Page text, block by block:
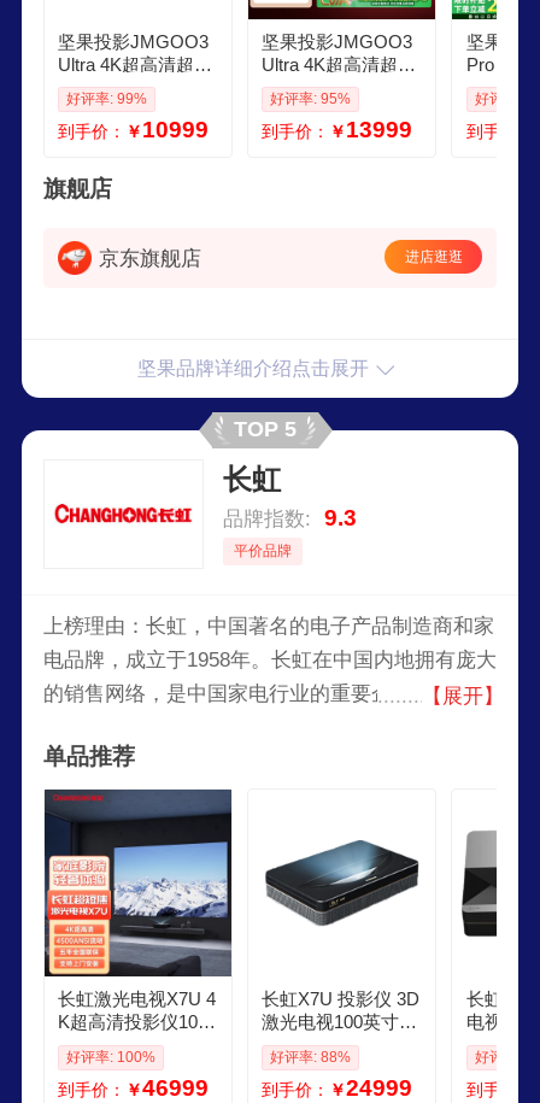
坚果投影JMGOO3
Ultra 4K超高清超短
焦激光电视纯三色
激光投影仪家用影
院
好评率: 99%
到手价： ￥10999
坚果投影JMGOO3
Ultra 4K超高清超短
焦激光电视纯三色
激光投影仪家用影
院
好评率: 95%
到手价： ￥13999
坚果投
Pro 4K
短焦投
激光投
庭影院
好评率:
到手价：
旗舰店
京东旗舰店 进店逛逛
坚果品牌详细介绍点击展开
TOP 5
长虹
品牌指数: 9.3
平价品牌
上榜理由：长虹，中国著名的电子产品制造商和家
电品牌，成立于1958年。长虹在中国内地拥有庞大
的销售网络，是中国家电行业的重要企业之一。长
脑、手机等多种家电和电子产品。长虹一直致力于
提供高质量、高性能的产品，满足消费者的需求。
【展开】
单品推荐
长虹激光电视X7U 4
K超高清投影仪100
英寸超短焦家庭影
院家用投影机 主机1
00寸黑栅抗光幕布
好评率: 100%
到手价： ￥46999
长虹X7U 投影仪 3D
激光电视100英寸12
0家庭影院4K超高清
智能家用白天客厅
别墅办公 4500流明
好评率: 88%
到手价： ￥24999
长虹
电视
能超高
客厅短
好评率:
到手价：